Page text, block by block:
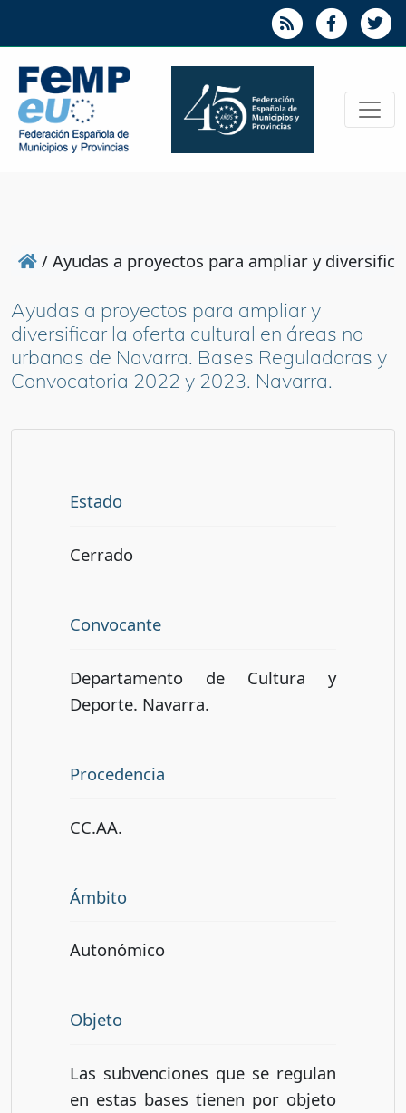
/ Ayudas a proyectos para ampliar y
Ayudas a proyectos para ampliar y
diversificar la oferta cultural en áreas no
urbanas de Navarra. Bases Reguladoras y
Convocatoria 2022 y 2023. Navarra.
Estado
Cerrado
Convocante
Departamento de Cultura y
Deporte. Navarra.
Procedencia
CC.AA.
Ámbito
Autonómico
Objeto
Las subvenciones que se regulan
en estas bases tienen por objeto